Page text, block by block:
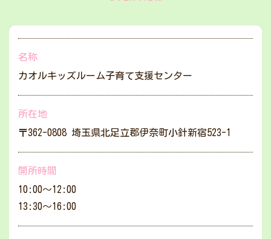
名称
カオルキッズルーム子育て支援センター
所在地
〒362-0808 埼玉県北足立郡伊奈町小針新宿523-1
開所時間
10:00～12:00
13:30～16:00